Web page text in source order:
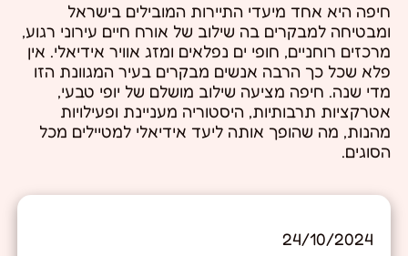
חיפה היא אחד מיעדי התיירות המובילים בישראל
ומבטיחה למבקרים בה שילוב של אורח חיים עירוני רגוע,
מרכזים רוחניים, חופי ים נפלאים ומזג אוויר אידיאלי. אין
פלא שכל כך הרבה אנשים מבקרים בעיר המגוונת הזו
מדי שנה. חיפה מציעה שילוב מושלם של יופי טבעי,
אטרקציות תרבותיות, היסטוריה מעניינת ופעילויות
מהנות, מה שהופך אותה ליעד אידיאלי למטיילים מכל
הסוגים.
24/10/2024